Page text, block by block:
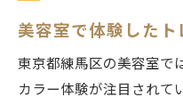
美容室で体験したト
東京都練馬区の美容室で
カラー体験が注目されて